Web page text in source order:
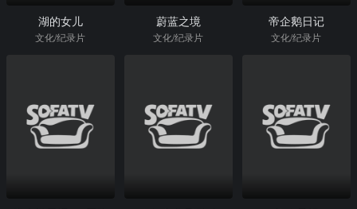
湖的女儿
文化/纪录片
蔚蓝之境
文化/纪录片
帝企鹅日记
文化/纪录片